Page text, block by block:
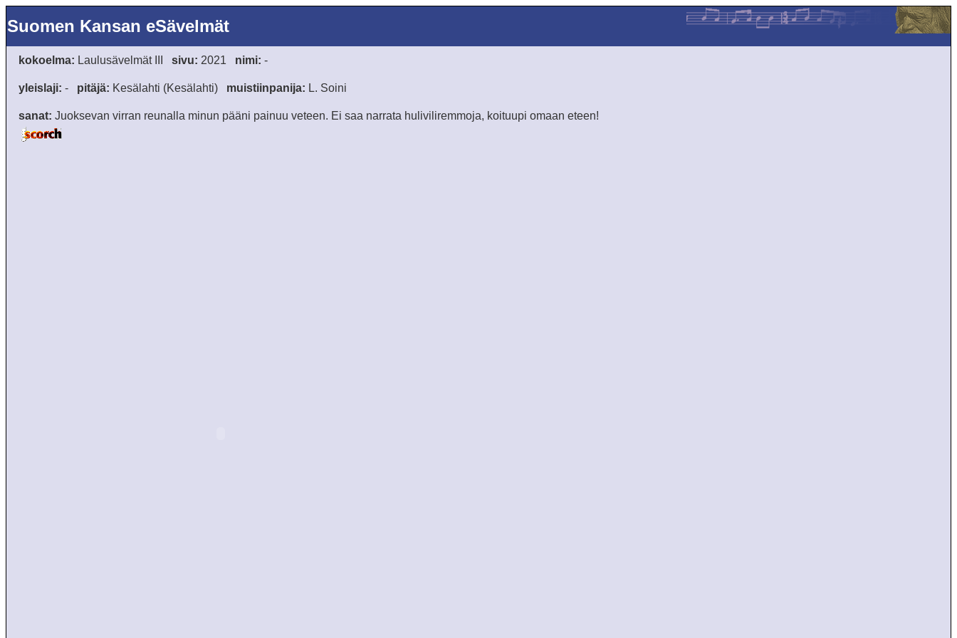
Suomen Kansan eSävelmät
kokoelma: Laulusävelmät III sivu: 2021 nimi: -
yleislaji: - pitäjä: Kesälahti (Kesälahti) muistiinpanija: L. Soini
sanat: Juoksevan virran reunalla minun pääni painuu veteen. Ei saa narrata huliviliremmoja, koituupi omaan eteen!